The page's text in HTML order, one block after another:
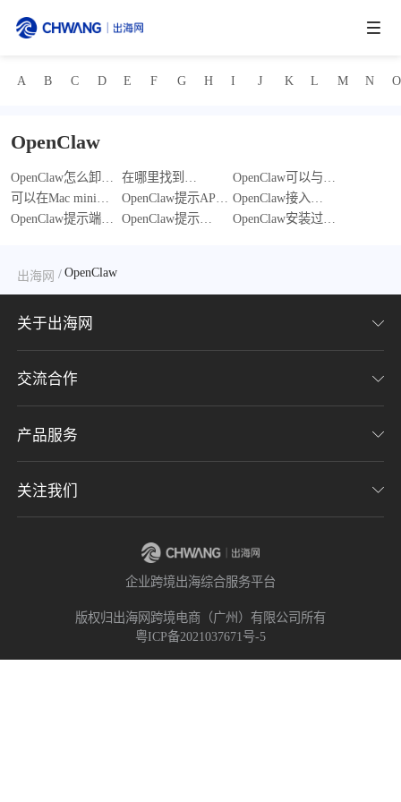
跨境展会
出海服务
出海资讯
出海导航
出海交流群
了解出海网
A B C D E F G H I J K L M N O
OpenClaw
OpenClaw怎么卸
载？
在哪里找到
OpenClaw社区？
OpenClaw可以与
Discord和Telegram
一起使用吗?
可以在Mac mini上
运行OpenClaw吗?
OpenClaw提示API
密钥无法识别或身
OpenClaw接入
WhatsApp二维码怎
OpenClaw提示端口
怎么办？
OpenClaw提示
OpenClaw安装过程
出海网 / OpenClaw
关于出海网
关于我们
加入我们
隐私协议
交流合作
联系我们
意见反馈
产品服务
CHWE全球跨境电商展
关注我们
企业跨境出海综合服务平台
版权归出海网跨境电商（广州）有限公司所有
粤ICP备2021037671号-5